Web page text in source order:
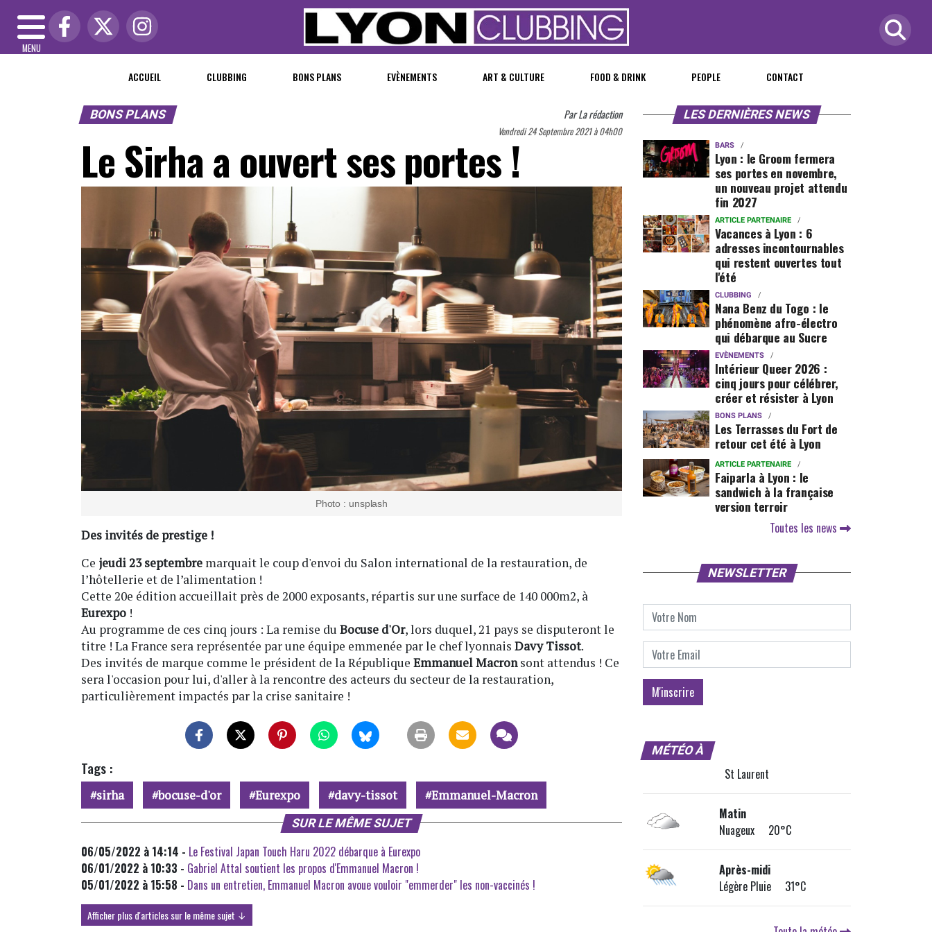
MENU
ACCUEIL CLUBBING BONS PLANS EVÈNEMENTS ART & CULTURE FOOD & DRINK PEOPLE CONTACT
BONS PLANS ParLa rédaction
Vendredi 24 Septembre 2021 à 04h00
Le Sirha a ouvert ses portes !
Photo : unsplash
Des invités de prestige !
Ce jeudi 23 septembre marquait le coup d'envoi du Salon international de la restauration, de
l’hôtellerie et de l’alimentation !
Cette 20e édition accueillait près de 2000 exposants, répartis sur une surface de 140 000m2, à
Eurexpo !
Au programme de ces cinq jours : La remise du Bocuse d'Or, lors duquel, 21 pays se disputeront le
titre ! La France sera représentée par une équipe emmenée par le chef lyonnais Davy Tissot.
Des invités de marque comme le président de la République Emmanuel Macronsont attendus ! Ce
sera l'occasion pour lui, d'aller à la rencontre des acteurs du secteur de la restauration,
particulièrement impactés par la crise sanitaire !
Tags :
sirha bocuse-d'or Eurexpo davy-tissot Emmanuel-Macron
SUR LE MÊME SUJET
06/05/2022 à 14:14 - Le Festival Japan Touch Haru 2022 débarque à Eurexpo
06/01/2022 à 10:33 - Gabriel Attal soutient les propos d'Emmanuel Macron !
05/01/2022 à 15:58 - Dans un entretien, Emmanuel Macron avoue vouloir "emmerder" les non-vaccinés !
Afficher plus d'articles sur le même sujet ↓
LES DERNIÈRES NEWS
BARS
Lyon : le Groom fermera
ses portes en novembre,
un nouveau projet attendu
fin 2027
ARTICLE PARTENAIRE
Vacances à Lyon : 6
adresses incontournables
qui restent ouvertes tout
l'été
CLUBBING
Nana Benz du Togo : le
phénomène afro-électro
qui débarque au Sucre
EVÈNEMENTS
Intérieur Queer 2026 :
cinq jours pour célébrer,
créer et résister à Lyon
BONS PLANS
Les Terrasses du Fort de
retour cet été à Lyon
ARTICLE PARTENAIRE
Faiparla à Lyon : le
sandwich à la française
version terroir
Toutes les news
NEWSLETTER
MÉTÉO À
St Laurent
Matin
Nuageux 20°C
Après-midi
Légère Pluie 31°C